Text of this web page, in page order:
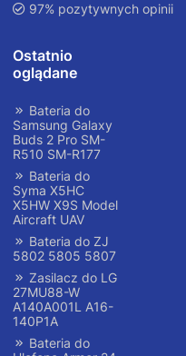
97% pozytywnych opinii
Ostatnio
oglądane
Bateria do
Samsung Galaxy
Buds 2 Pro SM-
R510 SM-R177
Bateria do
Syma X5HC
X5HW X9S Model
Aircraft UAV
Bateria do ZJ
5802 5805 5807
Zasilacz do LG
27MU88-W
A140A001L A16-
140P1A
Bateria do